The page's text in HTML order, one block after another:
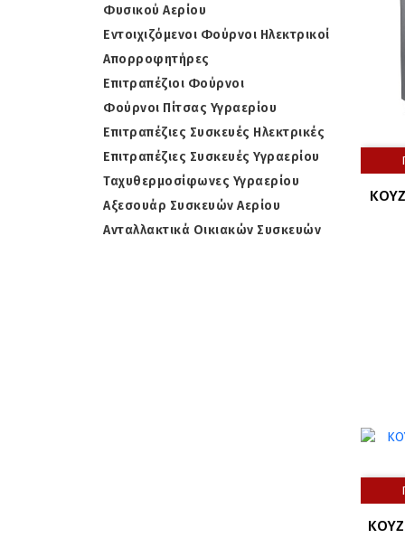
Φυσικού Αερίου
Εντοιχιζόμενοι Φούρνοι Ηλεκτρικοί
Απορροφητήρες
Επιτραπέζιοι Φούρνοι
Φούρνοι Πίτσας Υγραερίου
Επιτραπέζιες Συσκευές Ηλεκτρικές
Επιτραπέζιες Συσκευές Υγραερίου
Ταχυθερμοσίφωνες Υγραερίου
Αξεσουάρ Συσκευών Αερίου
Ανταλλακτικά Οικιακών Συσκευών